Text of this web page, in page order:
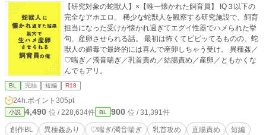
【研究対象の蛇獣人】×【唯一懐かれた飼育員】 IQ３以下の
完全なアホエロ。 稀少な蛇獣人を観察する研究施設で、飼育
担当になった受けが懐かれ過ぎてエグイ性器でハメられた挙
句、産卵させられる話。 最初は怖くてビビッてるものの、蛇
獣人の媚毒で最終的には喜んで産卵しちゃう受け。 異種姦／
♡喘ぎ／濁音喘ぎ／乳首責め／結腸責め／産卵／ともかくな
んでもアリ。
BL 完結 短編 R18
24h.ポイント 305pt
小説 4,490 位 / 228,634件 BL 900 位 / 31,391件
創作BL 異種姦あり ♡喘ぎ/濁音喘ぎ 乳首攻め 直腸責め
短編